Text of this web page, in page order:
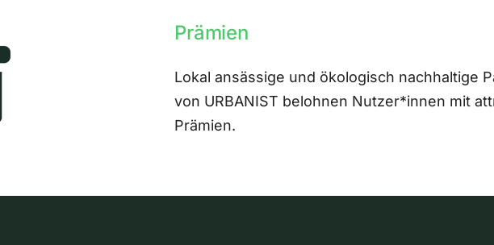
Prämien
Lokal ansässige und ökologisch nachhaltige
von URBANIST belohnen Nutzer*innen mit
Prämien.